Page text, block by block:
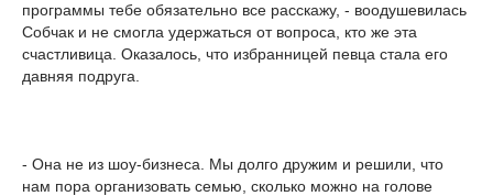
программы тебе обязательно все расскажу, - воодушевилась
Собчак и не смогла удержаться от вопроса, кто же эта
счастливица. Оказалось, что избранницей певца стала его
давняя подруга.
- Она не из шоу-бизнеса. Мы долго дружим и решили, что
нам пора организовать семью, сколько можно на голове